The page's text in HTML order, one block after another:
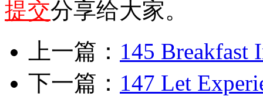
提交分享给大家。
上一篇： 145 Breakfast
下一篇： 147 Let